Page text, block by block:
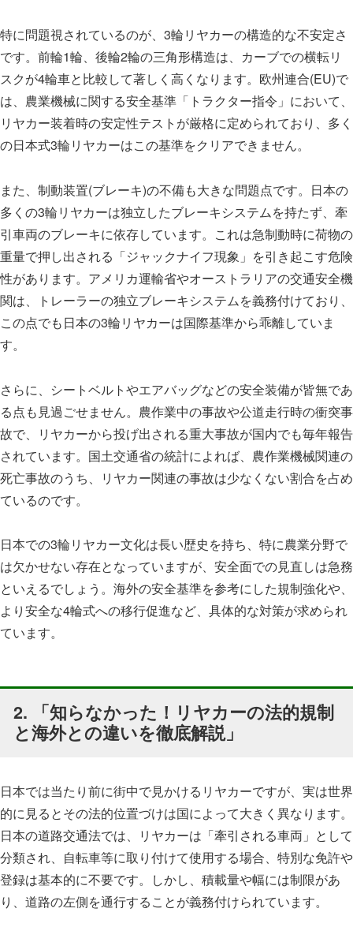
特に問題視されているのが、3輪リヤカーの構造的な不安定さ
です。前輪1輪、後輪2輪の三角形構造は、カーブでの横転リ
スクが4輪車と比較して著しく高くなります。欧州連合(EU)で
は、農業機械に関する安全基準「トラクター指令」において、
リヤカー装着時の安定性テストが厳格に定められており、多く
の日本式3輪リヤカーはこの基準をクリアできません。
また、制動装置(ブレーキ)の不備も大きな問題点です。日本の
多くの3輪リヤカーは独立したブレーキシステムを持たず、牽
引車両のブレーキに依存しています。これは急制動時に荷物の
重量で押し出される「ジャックナイフ現象」を引き起こす危険
性があります。アメリカ運輸省やオーストラリアの交通安全機
関は、トレーラーの独立ブレーキシステムを義務付けており、
この点でも日本の3輪リヤカーは国際基準から乖離していま
す。
さらに、シートベルトやエアバッグなどの安全装備が皆無であ
る点も見過ごせません。農作業中の事故や公道走行時の衝突事
故で、リヤカーから投げ出される重大事故が国内でも毎年報告
されています。国土交通省の統計によれば、農作業機械関連の
死亡事故のうち、リヤカー関連の事故は少なくない割合を占め
ているのです。
日本での3輪リヤカー文化は長い歴史を持ち、特に農業分野で
は欠かせない存在となっていますが、安全面での見直しは急務
といえるでしょう。海外の安全基準を参考にした規制強化や、
より安全な4輪式への移行促進など、具体的な対策が求められ
ています。
2. 「知らなかった！リヤカーの法的規制
と海外との違いを徹底解説」
日本では当たり前に街中で見かけるリヤカーですが、実は世界
的に見るとその法的位置づけは国によって大きく異なります。
日本の道路交通法では、リヤカーは「牽引される車両」として
分類され、自転車等に取り付けて使用する場合、特別な免許や
登録は基本的に不要です。しかし、積載量や幅には制限があ
り、道路の左側を通行することが義務付けられています。